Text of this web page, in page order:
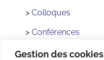
Gestion des cookies
> Colloques
> Conférences
>Réactus